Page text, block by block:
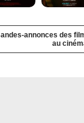
annonces des
au